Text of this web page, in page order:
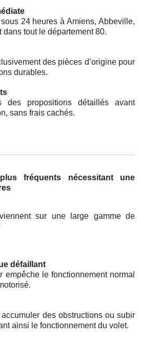
24 heures à Amiens, Abbeville,
dans tout le département 80.
des pièces d’origine pour
durables.
des propositions détaillés avant
sans frais cachés.
fréquents nécessitant une
sur une large gamme de
défaillant
empêche le fonctionnement normal
des obstructions ou subir
ainsi le fonctionnement du volet.